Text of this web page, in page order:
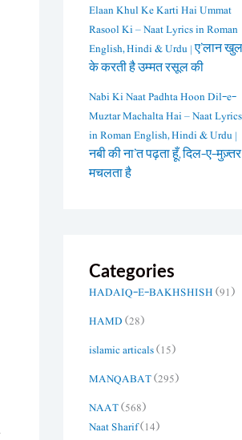
Elaan Khul Ke Karti Hai Ummat
Rasool Ki – Naat Lyrics in Roman
English, Hindi & Urdu | ए’लान खुल
के करती है उम्मत रसूल की
Nabi Ki Naat Padhta Hoon Dil-e-
Muztar Machalta Hai – Naat Lyrics
in Roman English, Hindi & Urdu |
नबी की ना’त पढ़ता हूँ, दिल-ए-मुज़्तर
मचलता है
Categories
HADAIQ-E-BAKHSHISH(91)
HAMD(28)
islamic articals(15)
MANQABAT(295)
NAAT(568)
Naat Sharif(14)